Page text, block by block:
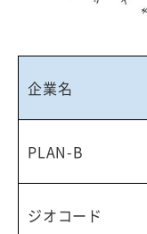
企業名
PLAN-B
ジオコード